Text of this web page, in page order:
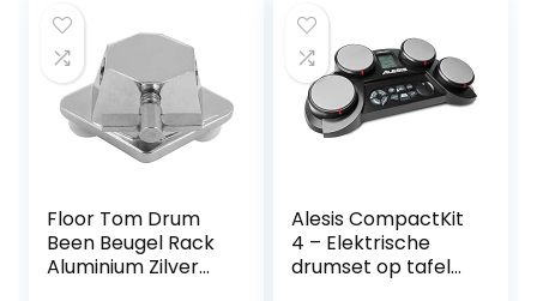
Floor Tom Drum
Been Beugel Rack
Aluminium Zilver
Alesis CompactKit
4 – Elektrische
drumset op tafel